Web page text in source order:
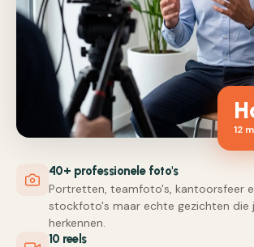
12
40+ professionele foto's
Portretten, teamfoto's, kantoorsfeer
stockfoto's maar echte gezichten die
herkennen.
10 reels